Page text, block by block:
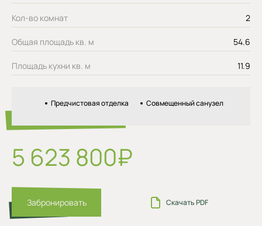
Кол-во комнат 2
Общая площадь кв. м 54.6
Площадь кухни кв. м 11.9
Предчистовая отделка Совмещенный санузел
5 623 800₽
Забронировать Скачать PDF